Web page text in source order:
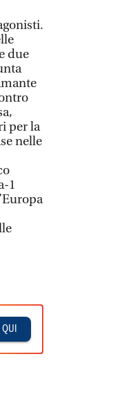
due
per la
nelle
1